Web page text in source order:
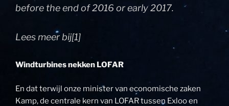
before the end of 2016 or early 2017.
Lees meer bij[1]
Windturbines nekken LOFAR
En dat terwijl onze minister van economische zaken
Kamp, de centrale kern van LOFAR tussen Exloo en